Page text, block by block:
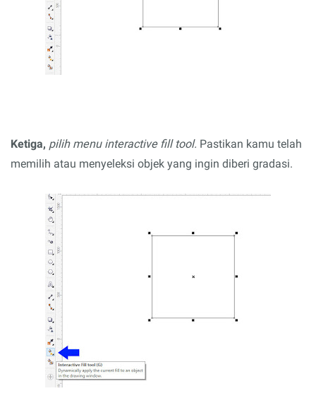
Ketiga, pilih menu interactive fill tool. Pastikan kamu telah
memilih atau menyeleksi objek yang ingin diberi gradasi.